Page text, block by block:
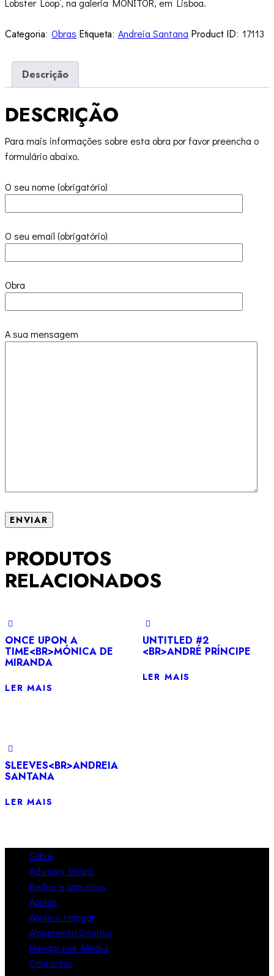
Lobster Loop’, na galeria MONITOR, em Lisboa.
Categoria: Obras Etiqueta: Andreia Santana Product ID: 17113
Descrição
DESCRIÇÃO
Para mais informações sobre esta obra por favor preencha o
formulário abaixo.
O seu nome (obrigatório)
O seu email (obrigatório)
Obra
A sua mensagem
PRODUTOS
RELACIONADOS
ONCE UPON A
TIME<BR>MÓNICA DE
MIRANDA
LER MAIS
UNTITLED #2
<BR>ANDRÉ PRÍNCIPE
LER MAIS
SLEEVES<BR>ANDREIA
SANTANA
LER MAIS
Sobre
Advisory Board
Redes e parceiros
Apoios
Apoie o Hangar
Alojamento Criativo
Hangar nos Media
Contactos